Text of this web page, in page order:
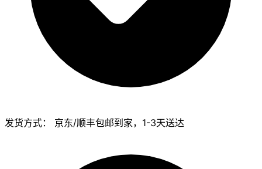
发货方式： 京东/顺丰包邮到家，1-3天送达